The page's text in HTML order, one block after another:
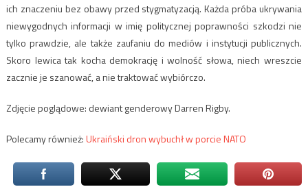
ich znaczeniu bez obawy przed stygmatyzacją. Każda próba ukrywania
niewygodnych informacji w imię politycznej poprawności szkodzi nie
tylko prawdzie, ale także zaufaniu do mediów i instytucji publicznych.
Skoro lewica tak kocha demokrację i wolność słowa, niech wreszcie
zacznie je szanować, a nie traktować wybiórczo.
Zdjęcie poglądowe: dewiant genderowy Darren Rigby.
Polecamy również:Ukraiński dron wybuchł w porcie NATO